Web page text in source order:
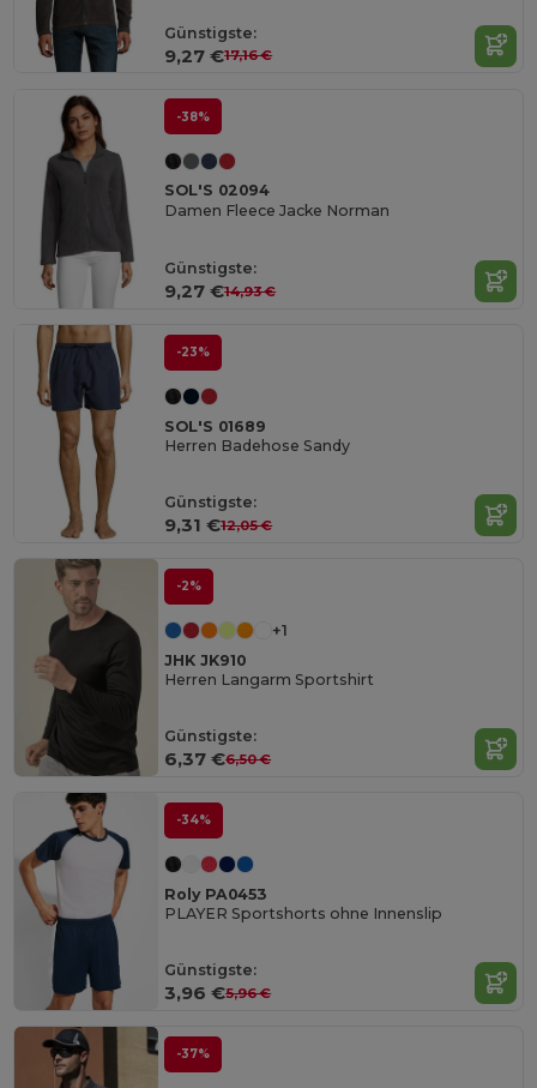
Günstigste:
9,27 €17,16 €
-38%
SOL'S 02094
Damen Fleece Jacke Norman
Günstigste:
9,27 €14,93 €
-23%
SOL'S 01689
Herren Badehose Sandy
Günstigste:
9,31 €12,05 €
-2%
+1
JHK JK910
Herren Langarm Sportshirt
Günstigste:
6,37 €6,50 €
-34%
Roly PA0453
PLAYER Sportshorts ohne Innenslip
Günstigste:
3,96 €5,96 €
-37%